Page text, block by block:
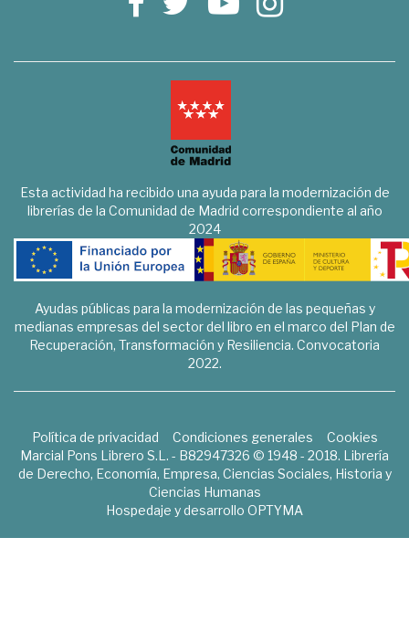
Esta actividad ha recibido una ayuda para la modernización de
librerías de la Comunidad de Madrid correspondiente al año
2024
Ayudas públicas para la modernización de las pequeñas y
medianas empresas del sector del libro en el marco del Plan de
Recuperación, Transformación y Resiliencia. Convocatoria
2022.
Política de privacidad Condiciones generales
Cookies
Marcial Pons Librero S.L. - B82947326 © 1948 - 2018. Librería
de Derecho, Economía, Empresa, Ciencias Sociales, Historia y
Ciencias Humanas
Hospedaje y desarrollo OPTYMA